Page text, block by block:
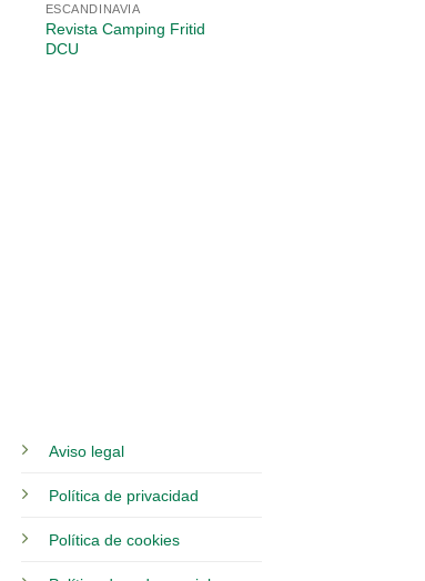
ESCANDINAVIA
Revista Camping Fritid
DCU
Aviso legal
Política de privacidad
Política de cookies